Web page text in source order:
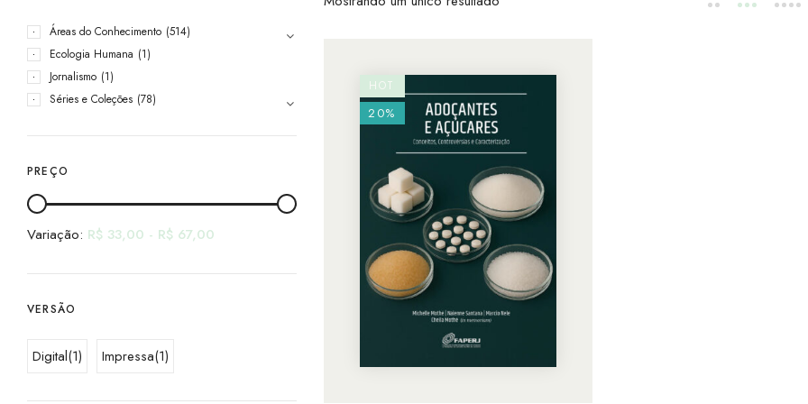
Áreas do Conhecimento (514)
Ecologia Humana (1)
Jornalismo (1)
Séries e Coleções (78)
PREÇO
Variação: R$ 33,00 - R$ 67,00
VERSÃO
Digital(1) Impressa(1)
HOT
20%